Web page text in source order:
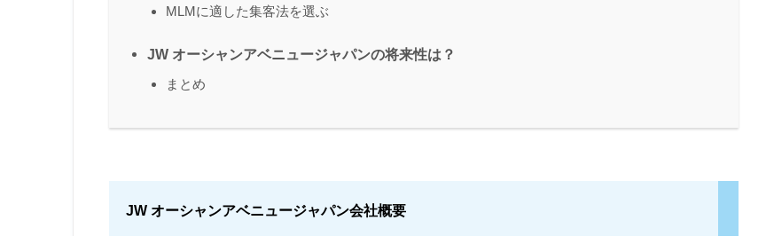
MLMに適した集客法を選ぶ
JW オーシャンアベニュージャパンの将来性は？
まとめ
JW オーシャンアベニュージャパン会社概要